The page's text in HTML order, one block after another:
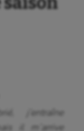
j’entraîne
il m’arrive